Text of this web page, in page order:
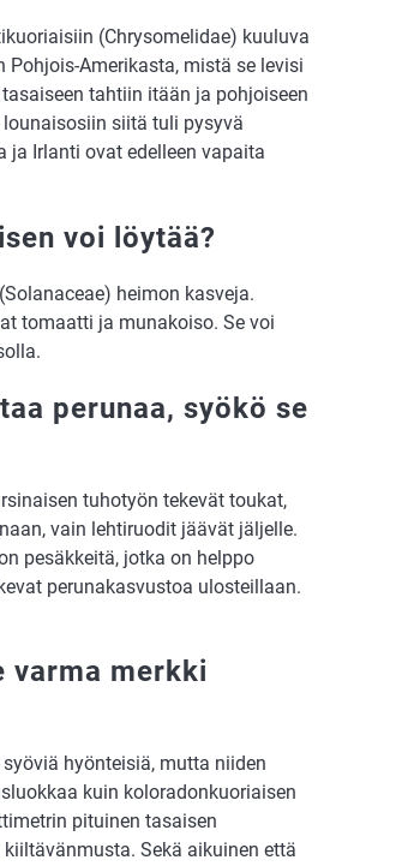
(Chrysomelidae) kuuluva
Amerikasta, mistä se levisi
tahtiin itään ja pohjoiseen
lounaisosiin siitä tuli pysyvä
ja Irlanti ovat edelleen vapaita
voi löytää?
heimon kasveja.
tomaatti ja munakoiso. Se voi
perunaa, syökö se
tuhotyön tekevät toukat,
vain lehtiruodit jäävät jäljelle.
pesäkkeitä, jotka on helppo
perunakasvustoa ulosteillaan.
varma merkki
hyönteisiä, mutta niiden
kuin koloradonkuoriaisen
pituinen tasaisen
Sekä aikuinen että